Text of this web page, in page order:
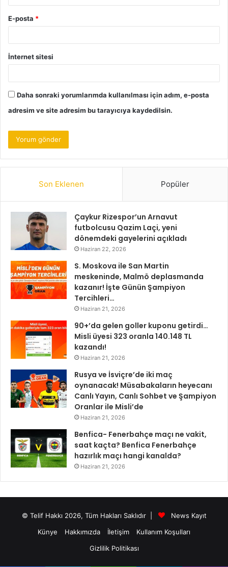
E-posta *
İnternet sitesi
Daha sonraki yorumlarımda kullanılması için adım, e-posta
adresim ve site adresim bu tarayıcıya kaydedilsin.
Son Eklenen Popüler
Çaykur Rizespor’un Arnavut
futbolcusu Qazim Laçi, yeni
dönemdeki gayelerini açıkladı
Haziran 22, 2026
S. Moskova ile San Martin
meskeninde, Malmö deplasmanda
kazanır! İşte Günün Şampiyon
Tercihleri…
Haziran 21, 2026
90+’da gelen goller kuponu getirdi…
Misli üyesi 323 oranla 140.148 TL
kazandı!
Haziran 21, 2026
Rusya ve İsviçre’de iki maç
oynanacak! Müsabakaların heyecanı
Canlı Yayın, Canlı Sohbet ve Şampiyon
Oranlar ile Misli’de
Haziran 21, 2026
Benfica- Fenerbahçe maçı ne vakit,
saat kaçta? Benfica Fenerbahçe
hazırlık maçı hangi kanalda?
Haziran 21, 2026
© Telif Hakkı 2026, Tüm Hakları Saklıdır |
News Kayıt
Künye
Hakkımızda İletişim
Kullanım Koşulları
Gizlilik Politikası